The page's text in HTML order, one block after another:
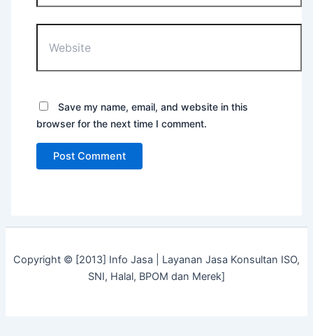
Save my name, email, and website in this
browser for the next time I comment.
Copyright © [2013] Info Jasa | Layanan Jasa Konsultan ISO,
SNI, Halal, BPOM dan Merek]